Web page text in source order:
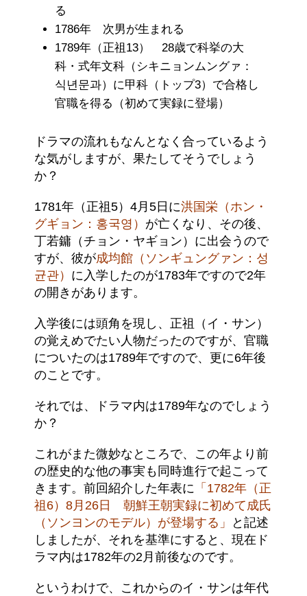
る
1786年 次男が生まれる
1789年（正祖13） 28歳で科挙の大
科・式年文科（シキニョンムングァ：
식년문과）に甲科（トップ3）で合格し
官職を得る（初めて実録に登場）
ドラマの流れもなんとなく合っているよう
な気がしますが、果たしてそうでしょう
か？
1781年（正祖5）4月5日に洪国栄（ホン・
グギョン：홍국영） が亡くなり、その後、
丁若鏞（チョン・ヤギョン）に出会うので
すが、彼が成均館（ソンギュングァン：성
균관） に入学したのが1783年ですので2年
の開きがあります。
入学後には頭角を現し、正祖（イ・サン）
の覚えめでたい人物だったのですが、官職
についたのは1789年ですので、更に6年後
のことです。
それでは、ドラマ内は1789年なのでしょう
か？
これがまた微妙なところで、この年より前
の歴史的な他の事実も同時進行で起こって
きます。前回紹介した年表に 「1782年（正
祖6）8月26日 朝鮮王朝実録に初めて成氏
（ソンヨンのモデル）が登場する」
と記述
しましたが、それを基準にすると、現在ド
ラマ内は1782年の2月前後なのです。
というわけで、これからのイ・サンは年代